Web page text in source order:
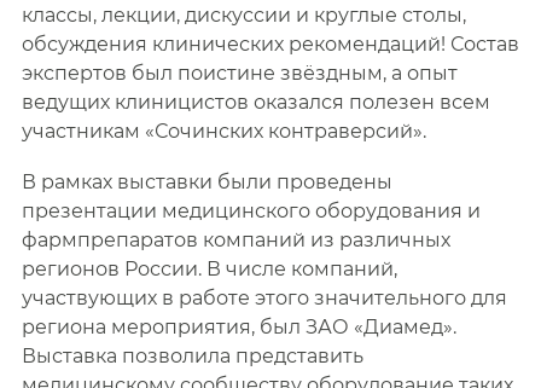
классы, лекции, дискуссии и круглые столы,
обсуждения клинических рекомендаций! Состав
экспертов был поистине звёздным, а опыт
ведущих клиницистов оказался полезен всем
участникам «Сочинских контраверсий».
В рамках выставки были проведены
презентации медицинского оборудования и
фармпрепаратов компаний из различных
регионов России. В числе компаний,
участвующих в работе этого значительного для
региона мероприятия, был ЗАО «Диамед».
Выставка позволила представить